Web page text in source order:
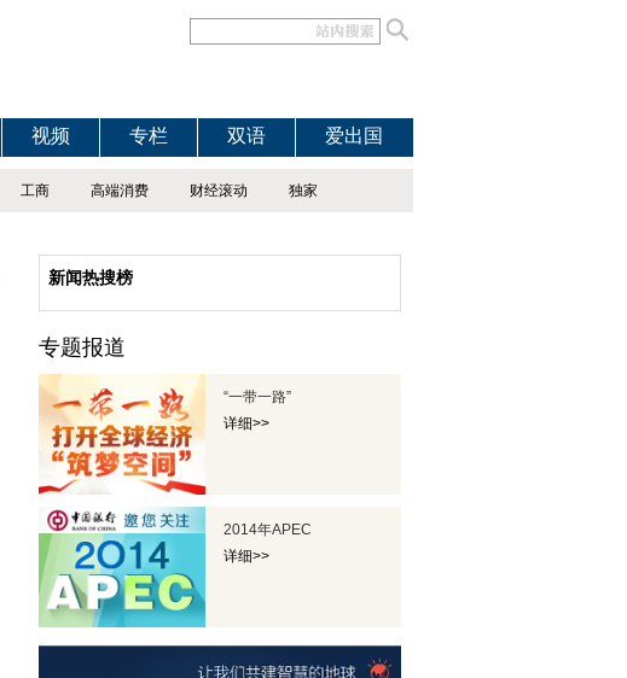
视频 专栏 双语 爱出国
工商 高端消费 财经滚动 独家
新闻热搜榜
专题报道
“一带一路”
详细>>
2014年APEC
详细>>